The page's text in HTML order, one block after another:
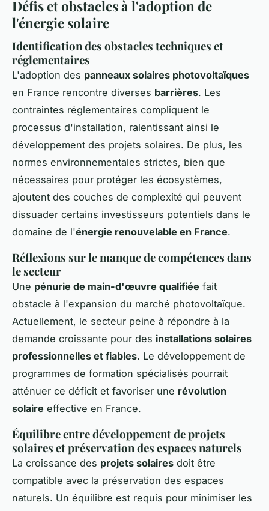
Défis et obstacles à l'adoption de
l'énergie solaire
Identification des obstacles techniques et
réglementaires
L'adoption des panneaux solaires photovoltaïques
en France rencontre diverses barrières. Les
contraintes réglementaires compliquent le
processus d'installation, ralentissant ainsi le
développement des projets solaires. De plus, les
normes environnementales strictes, bien que
nécessaires pour protéger les écosystèmes,
ajoutent des couches de complexité qui peuvent
dissuader certains investisseurs potentiels dans le
domaine de l'énergie renouvelable en France.
Réflexions sur le manque de compétences dans
le secteur
Une pénurie de main-d'œuvre qualifiée fait
obstacle à l'expansion du marché photovoltaïque.
Actuellement, le secteur peine à répondre à la
demande croissante pour des installations solaires
professionnelles et fiables. Le développement de
programmes de formation spécialisés pourrait
atténuer ce déficit et favoriser une révolution
solaire effective en France.
Équilibre entre développement de projets
solaires et préservation des espaces naturels
La croissance des projets solaires doit être
compatible avec la préservation des espaces
naturels. Un équilibre est requis pour minimiser les